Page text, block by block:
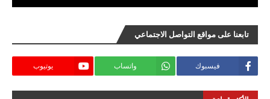
تابعنا على مواقع التواصل الاجتماعي
فيسبوك واتساب يوتيوب